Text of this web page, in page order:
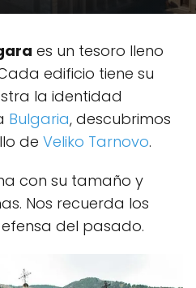
es un tesoro lleno
edificio tiene su
la identidad
Bulgaria, descubrimos
de Veliko Tarnovo.
con su tamaño y
Nos recuerda los
del pasado.